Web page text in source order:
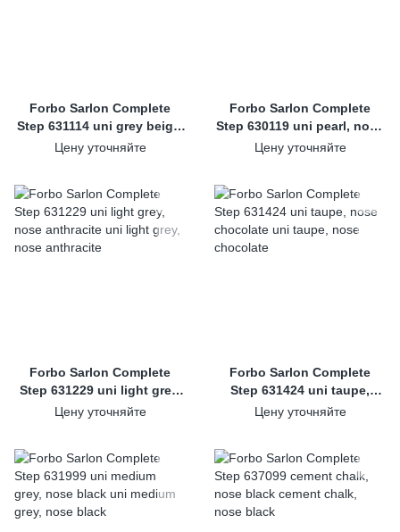
Forbo Sarlon Complete
Step 631114 uni grey beige,
nose taupe
Цену уточняйте
Forbo Sarlon Complete
Step 630119 uni pearl, nose
medium grey
Цену уточняйте
Forbo Sarlon Complete
Step 631229 uni light grey,
nose anthracite
Цену уточняйте
Forbo Sarlon Complete
Step 631424 uni taupe,
nose chocolate
Цену уточняйте